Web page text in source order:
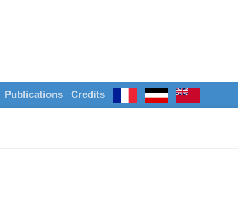
Publications Credits